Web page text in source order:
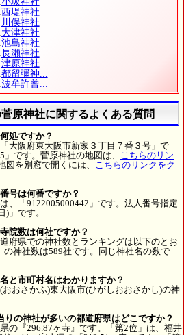
西堤神社
川俣神社
大津神社
池島神社
長瀨神社
津原神社
都留彌神...
波牟許曾...
原神社に関するよくある質問
処ですか？
大阪府東大阪市新家３丁目７番３号」で
です。菅原神社の地図は、 こちらのリン
図を別窓で開くには、 こちらのリンクをク
号は何番ですか？
、「9122005000442」です。法人番号指定
)」です。
院数は何社ですか？
府県での神社数とランキングは以下のとお
の神社数は589社です。同じ神社名の数で
と市町村名はわかりますか？
おおさかふ)東大阪市(ひがしおおさかし)の神
りの神社が多いの都道府県はどこですか？
の『296.87ヶ寺』です。「第2位」は、福井